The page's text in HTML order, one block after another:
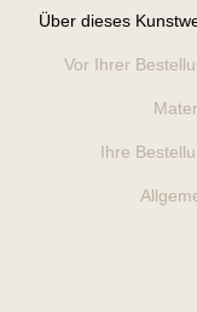
Über dieses
Vor Ihrer
Ihre